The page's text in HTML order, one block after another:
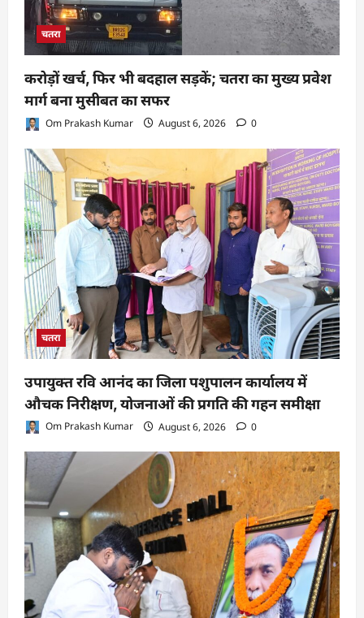
चतरा
करोड़ों खर्च, फिर भी बदहाल सड़कें; चतरा का मुख्य प्रवेश
मार्ग बना मुसीबत का सफर
Om Prakash Kumar August 6, 2026 0
चतरा
उपायुक्त रवि आनंद का जिला पशुपालन कार्यालय में
औचक निरीक्षण, योजनाओं की प्रगति की गहन समीक्षा
Om Prakash Kumar August 6, 2026 0